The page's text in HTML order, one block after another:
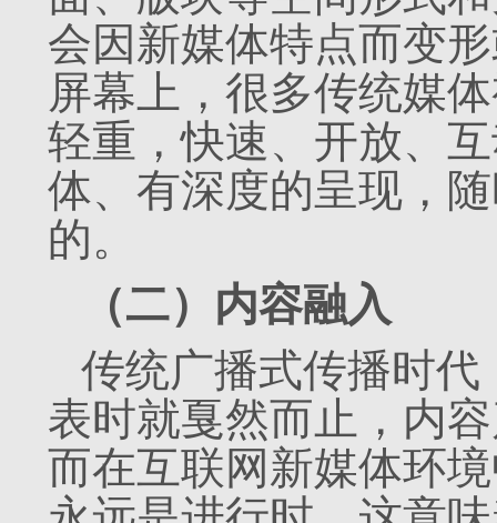
会因新媒体特点而变
屏幕上，很多传统媒
轻重，快速、开放、
体、有深度的呈现，
的。
（二）内容融入
传统广播式传播时
表时就戛然而止，内
而在互联网新媒体环